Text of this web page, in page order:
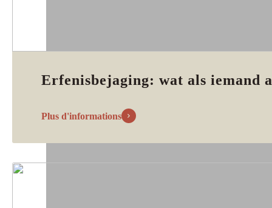
Erfenisbejaging: wat als iemand
Plus d'informations